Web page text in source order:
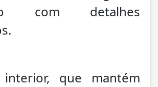
com detalhes
que mantém